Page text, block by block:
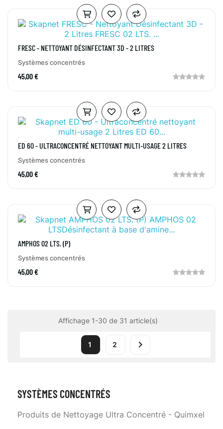
FRESC - NETTOYANT DÉSINFECTANT 3D - 2 LITRES
Systèmes concentrés
45,00 €
ED 60 - ULTRACONCENTRÉ NETTOYANT MULTI-USAGE 2 LITRES
Systèmes concentrés
45,00 €
AMPHOS 02 LTS. (P)
Systèmes concentrés
45,00 €
Affichage 1-30 de 31 article(s)
1 2 
SYSTÈMES CONCENTRÉS
Produits de Nettoyage Ultra Concentré - Quimxel